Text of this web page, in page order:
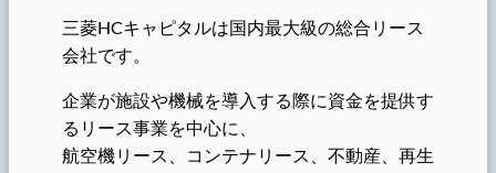
三菱HCキャピタルは国内最大級の総合リース
会社です。
企業が施設や機械を導入する際に資金を提供す
るリース事業を中心に、
航空機リース、コンテナリース、不動産、再生